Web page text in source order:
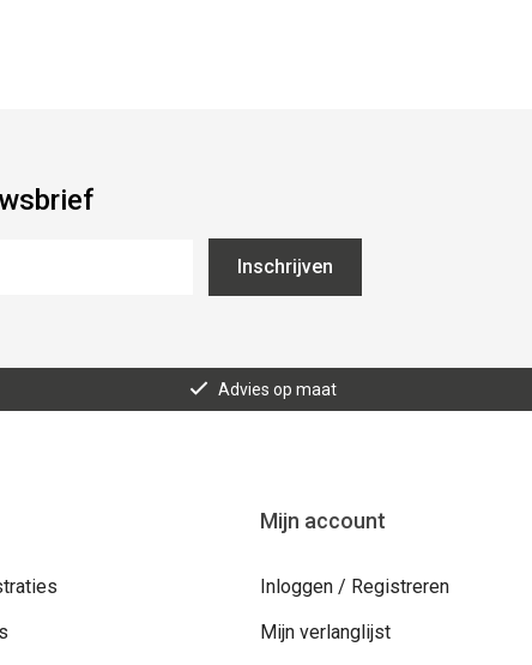
Inschrijven
Advies op maat
Mijn account
Inloggen / Registreren
Mijn verlanglijst